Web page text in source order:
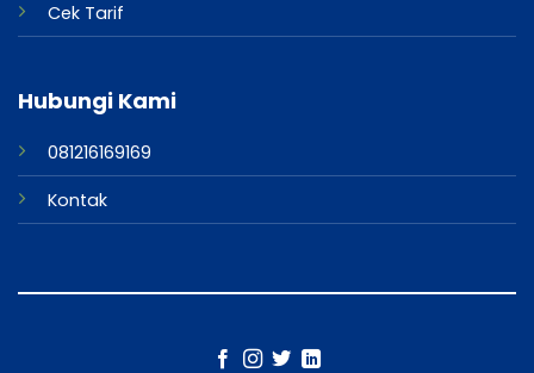
Cek Tarif
Hubungi Kami
081216169169
Kontak